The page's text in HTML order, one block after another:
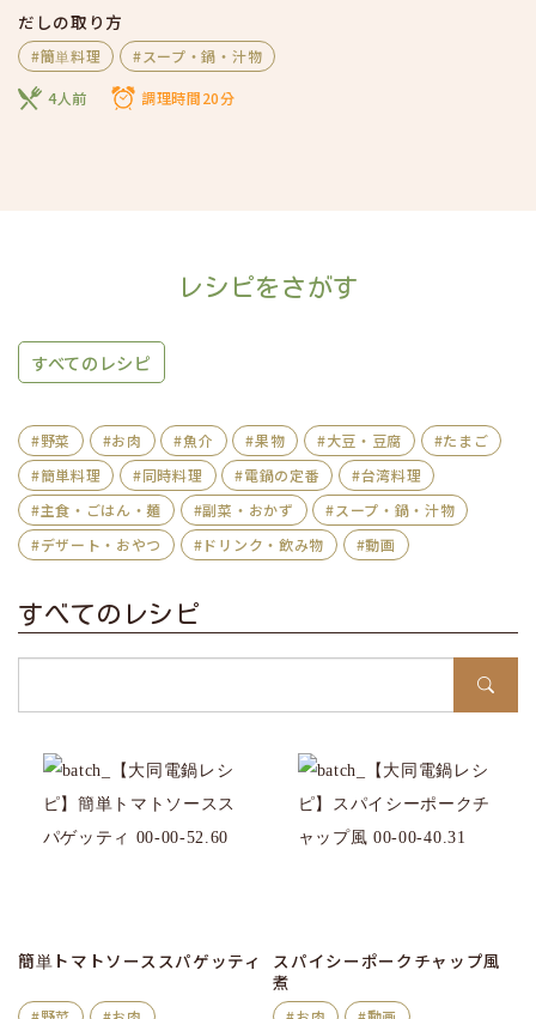
だしの取り方
#簡単料理 #スープ・鍋・汁物
4人前 調理時間20分
レシピをさがす
すべてのレシピ
#野菜 #お肉 #魚介 #果物 #大豆・豆腐
#たまご
#簡単料理
#同時料理 #電鍋の定番
#台湾料理
#主食・ごはん・麺
#副菜・おかず
#スープ・鍋・汁物
#デザート・おやつ
#ドリンク・飲み物 #動画
すべてのレシピ
簡単トマトソーススパゲッティ
スパイシーポークチャップ風
煮